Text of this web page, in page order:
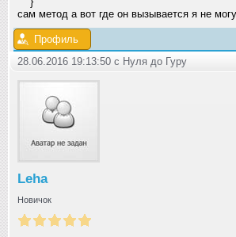
сам метод а вот где он вызывается я не
Профиль
28.06.2016 19:13:50 с Нуля до Гуру
Leha
Новичок